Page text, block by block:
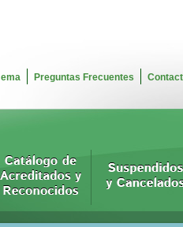
ema Preguntas Frecuentes